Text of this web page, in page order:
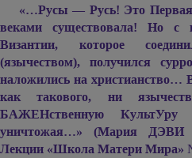
«…Русы — Русь! Это
веками существовала! Но с
Византии, которое
(язычеством), получился
наложились на христианство…
как такового, ни
БАЖЕНственную
уничтожая…» (Мария
Лекции «Школа Матери Мира»